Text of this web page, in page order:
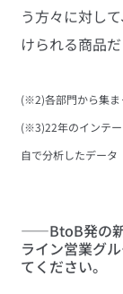
う方々に対し
けられる商品だ
(※2)各部門から集ま
(※3)22年のインテー
自で分析したデータ
――BtoB発の新
ライン営業グ
てください。